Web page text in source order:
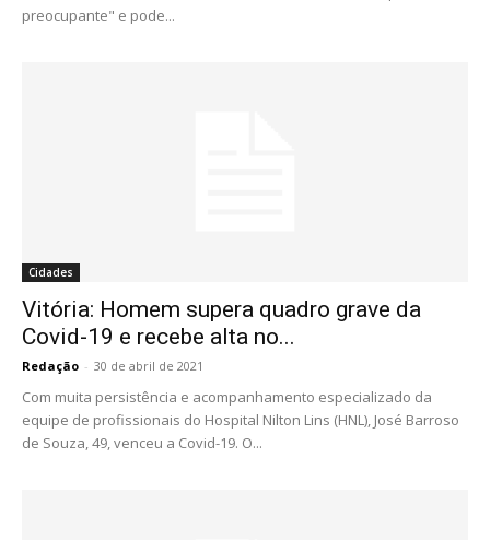
preocupante" e pode...
Cidades
Vitória: Homem supera quadro grave da
Covid-19 e recebe alta no...
Redação - 30 de abril de 2021
Com muita persistência e acompanhamento especializado da
equipe de profissionais do Hospital Nilton Lins (HNL), José Barroso
de Souza, 49, venceu a Covid-19. O...